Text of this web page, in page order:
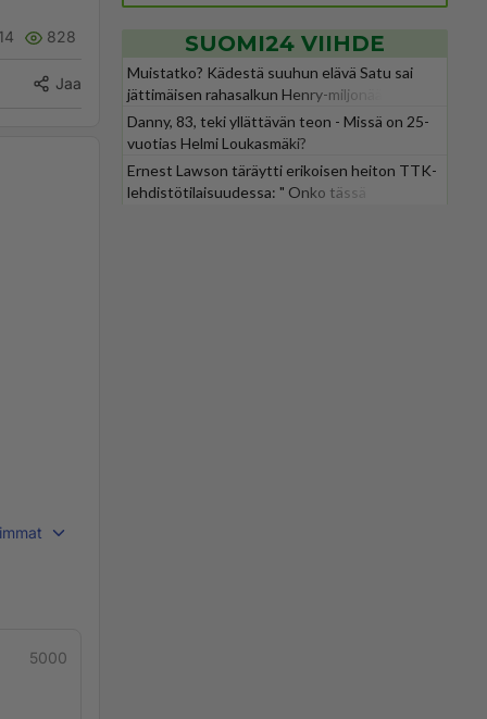
14 828
Jaa
5000
SUOMI24 VIIHDE
Muistatko? Kädestä suuhun elävä Satu sai
jättimäisen rahasalkun Henry-miljonääriltä
Danny, 83, teki yllättävän teon - Missä on 25-
vuotias Helmi Loukasmäki?
Ernest Lawson täräytti erikoisen heiton TTK-
lehdistötilaisuudessa: " Onko tässä